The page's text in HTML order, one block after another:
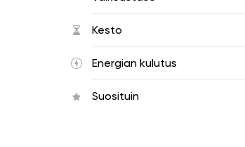
Kesto
Energian kulutus
Suosituin